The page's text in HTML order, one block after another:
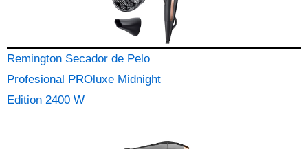
Remington Secador de Pelo
Profesional PROluxe Midnight
Edition 2400 W